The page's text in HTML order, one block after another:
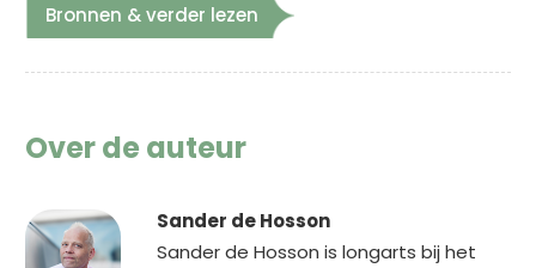
Bronnen & verder lezen
Over de auteur
Sander de Hosson
Sander de Hosson is longarts bij het